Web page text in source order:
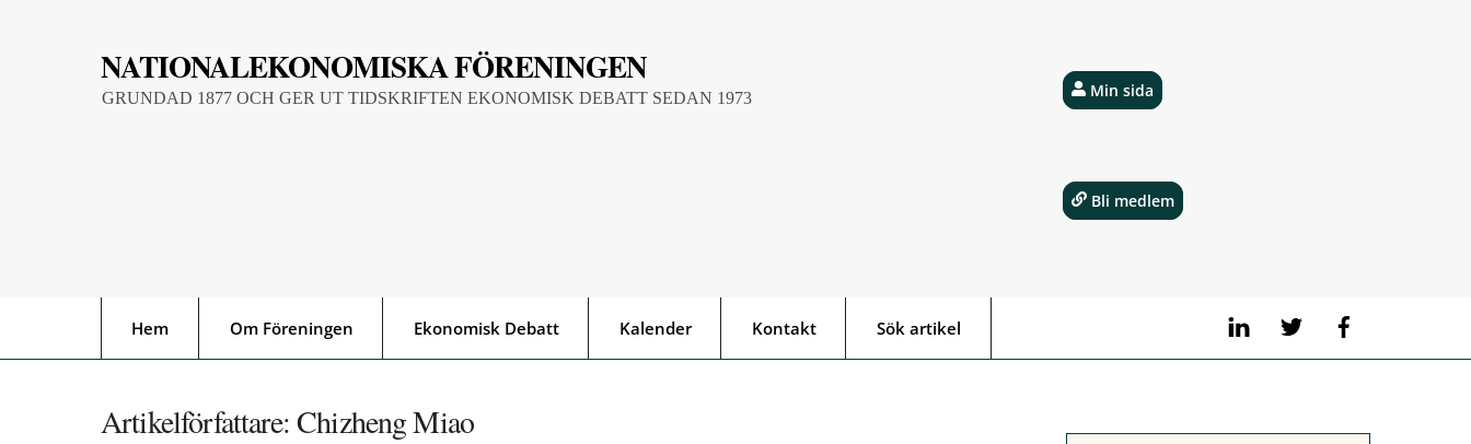
NATIONALEKONOMISKA FÖRENINGEN
GRUNDAD 1877 OCH GER UT TIDSKRIFTEN EKONOMISK DEBATT SEDAN 1973
LinkedIn Twitter
Hem Om Föreningen Ekonomisk Debatt Kalender Kontakt Sök artikel
Min sida
Bli medlem
Artikelförfattare:Chizheng Miao